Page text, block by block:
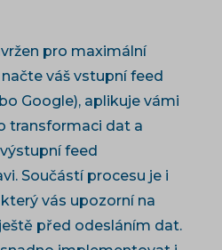
pro maximální
váš vstupní feed
Google), aplikuje vámi
transformaci dat a
feed
Součástí procesu je i
vás upozorní na
před odesláním dat.